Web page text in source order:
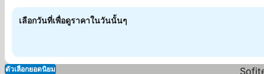
เลือกวันที่เพื่อดูราคาในวันนั้นๆ
ตัวเลือกยอดนิยม